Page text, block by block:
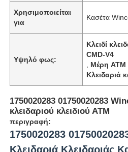
Χρησιμοποιείται
για
Κασέτα
Υψηλό φως:
Κλειδί
CMD-V4
Μέρη ATM
Κλειδαριά
1750020283 01750020283
κλειδαριού κλειδιού ΑΤΜ
περιγραφή:
1750020283
Κλειδαριά Κλειδαριάς